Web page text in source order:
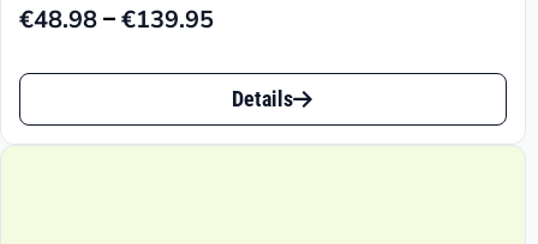
auf.
Die
Optionen
können
€48.98–€139.95
Preisspanne:
€139.95
Dieses
Produkt
Details